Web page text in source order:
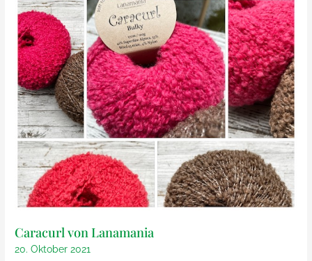
Caracurl von Lanamania
20. Oktober 2021